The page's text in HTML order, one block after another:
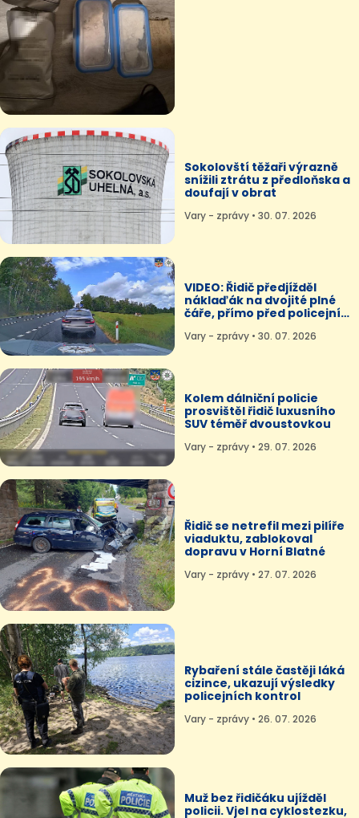
Sokolovští těžaři výrazně
snížili ztrátu z předloňska a
doufají v obrat
Vary - zprávy • 30. 07. 2026
VIDEO: Řidič předjížděl
náklaďák na dvojité plné
čáře, přímo před policejní
Vary - zprávy • 30. 07. 2026
Kolem dálniční policie
prosvištěl řidič luxusního
SUV téměř dvoustovkou
Vary - zprávy • 29. 07. 2026
Řidič se netrefil mezi pilíře
viaduktu, zablokoval
dopravu v Horní Blatné
Vary - zprávy • 27. 07. 2026
Rybaření stále častěji láká
cizince, ukazují výsledky
policejních kontrol
Vary - zprávy • 26. 07. 2026
Muž bez řidičáku ujížděl
policii. Vjel na cyklostezku,